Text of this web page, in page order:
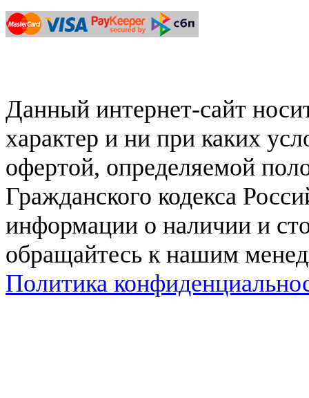
Данный интернет-сайт
характер и ни при каких
офертой, определяемой
Гражданского кодекса
информации о наличии и
обращайтесь к нашим
Политика